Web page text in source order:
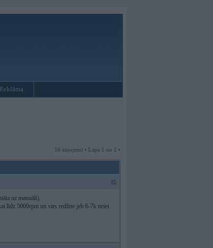
Reklāma
16 ziņojumi • Lapa 1 no 1 •
#1
uz manuāli).
līdz 5000rpm un virs redline jeb 6-7k neiet.